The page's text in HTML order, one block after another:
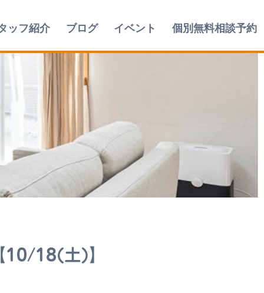
ッフ紹介 ブログ イベント 個別無料相談予約
10/18(土)】